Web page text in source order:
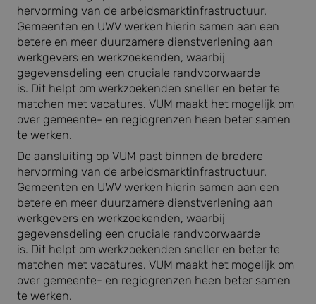
hervorming van de arbeidsmarktinfrastructuur.
Gemeenten en UWV werken hierin samen aan een
betere en meer duurzamere dienstverlening aan
werkgevers en werkzoekenden, waarbij
gegevensdeling een cruciale randvoorwaarde
is. Dit helpt om werkzoekenden sneller en beter te
matchen met vacatures. VUM maakt het mogelijk om
over gemeente- en regiogrenzen heen beter samen
te werken.
De aansluiting op VUM past binnen de bredere
hervorming van de arbeidsmarktinfrastructuur.
Gemeenten en UWV werken hierin samen aan een
betere en meer duurzamere dienstverlening aan
werkgevers en werkzoekenden, waarbij
gegevensdeling een cruciale randvoorwaarde
is. Dit helpt om werkzoekenden sneller en beter te
matchen met vacatures. VUM maakt het mogelijk om
over gemeente- en regiogrenzen heen beter samen
te werken.